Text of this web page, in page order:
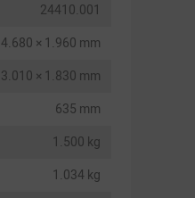
24410.001
4.680 × 1.960 mm
3.010 × 1.830 mm
635 mm
1.500 kg
1.034 kg